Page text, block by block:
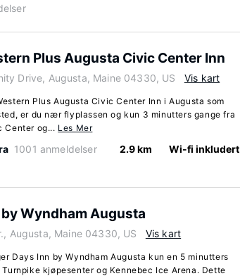
Plus Augusta Civic Center Inn
Drive, Augusta, Maine 04330, US Vis kart
Plus Augusta Civic Center Inn i Augusta som
er du nær flyplassen og kun 3 minutters gange fra
Center og... Les Mer
1001 anmeldelser 2.9 km Wi-fi inkludert
Wyndham Augusta
Augusta, Maine 04330, US Vis kart
Days Inn by Wyndham Augusta kun en 5 minutters
kjøpesenter og Kennebec Ice Arena. Dette